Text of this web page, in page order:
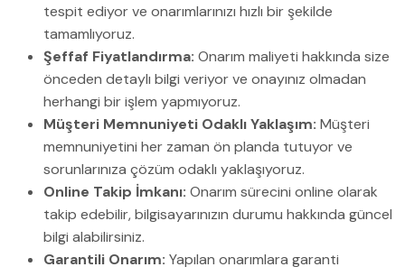
tespit ediyor ve onarımlarınızı hızlı bir şekilde
tamamlıyoruz.
Şeffaf Fiyatlandırma: Onarım maliyeti hakkında size
önceden detaylı bilgi veriyor ve onayınız olmadan
herhangi bir işlem yapmıyoruz.
Müşteri Memnuniyeti Odaklı Yaklaşım: Müşteri
memnuniyetini her zaman ön planda tutuyor ve
sorunlarınıza çözüm odaklı yaklaşıyoruz.
Online Takip İmkanı: Onarım sürecini online olarak
takip edebilir, bilgisayarınızın durumu hakkında güncel
bilgi alabilirsiniz.
Garantili Onarım: Yapılan onarımlara garanti